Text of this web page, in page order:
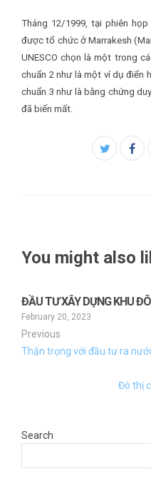
Tháng 12/1999, tại phiên
được tổ chức ở Marrakesh
UNESCO chọn là một trong
chuẩn 2 như là một ví dụ điển
chuẩn 3 như là bằng chứng
đã biến mất.
Twitter
You might also
ĐẦU TƯ XÂY DỰNG KHU
February 20, 2023
Previous
Thận trọng với đầu tư ra
Đô thị
Search